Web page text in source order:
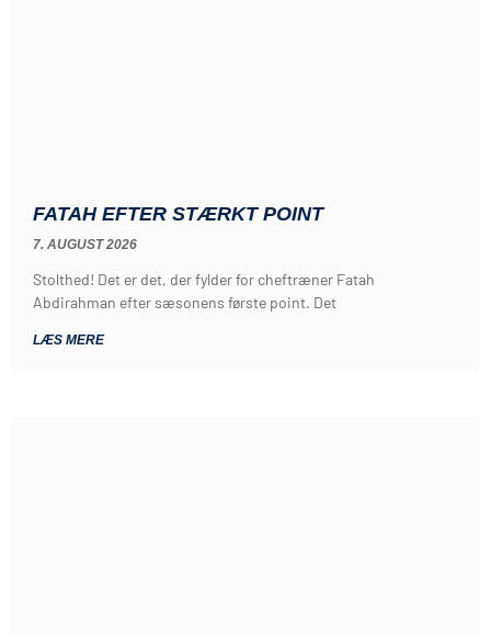
FATAH EFTER STÆRKT POINT
7. AUGUST 2026
Stolthed! Det er det, der fylder for cheftræner Fatah
Abdirahman efter sæsonens første point. Det
LÆS MERE